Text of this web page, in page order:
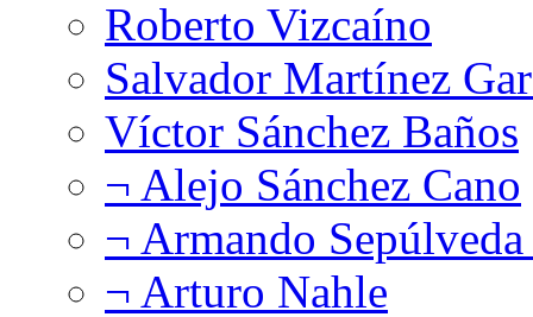
Roberto Vizcaíno
Salvador Martínez
Víctor Sánchez Baños
¬ Alejo Sánchez Cano
¬ Armando
¬ Arturo Nahle